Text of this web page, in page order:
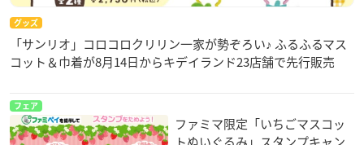
グッズ
「サンリオ」コロコロクリリン一家が勢ぞろい♪ ふるふるマス
コット＆巾着が8月14日からキデイランド23店舗で先行販売
フェア
ファミマ限定「いちごマスコッ
トぬいぐるみ」スタンプキャン